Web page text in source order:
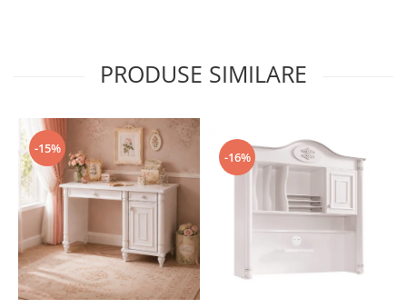
PRODUSE SIMILARE
-15%
-16%